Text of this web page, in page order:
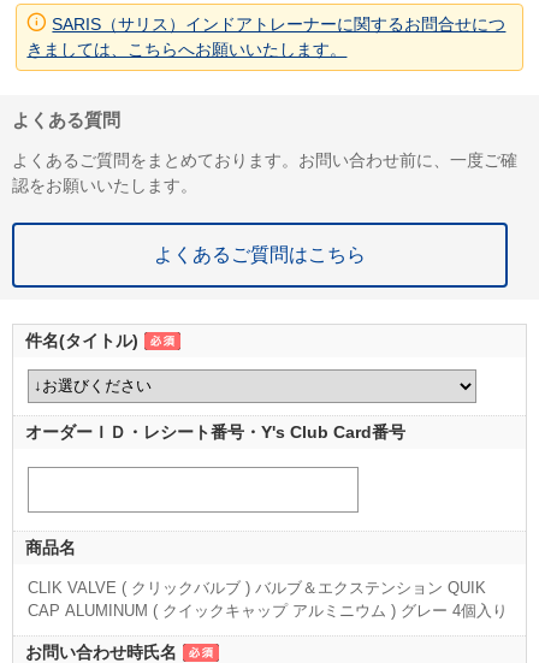
SARIS（サリス）インドアトレーナーに関するお問合せにつ
きましては、こちらへお願いいたします。
よくある質問
よくあるご質問をまとめております。お問い合わせ前に、一度ご確
認をお願いいたします。
よくあるご質問はこちら
件名(タイトル)
オーダーＩＤ・レシート番号・Y's Club Card番号
商品名
CLIK VALVE ( クリックバルブ ) バルブ＆エクステンション QUIK
CAP ALUMINUM ( クイックキャップ アルミニウム ) グレー 4個入り
（4個入り グレー）
お問い合わせ時氏名